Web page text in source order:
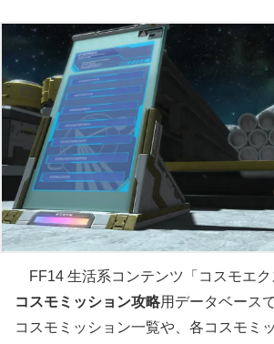
FF14 生活系コンテンツ「コスモエ
コスモミッション攻略用データベース
コスモミッション一覧や、各コスモミ